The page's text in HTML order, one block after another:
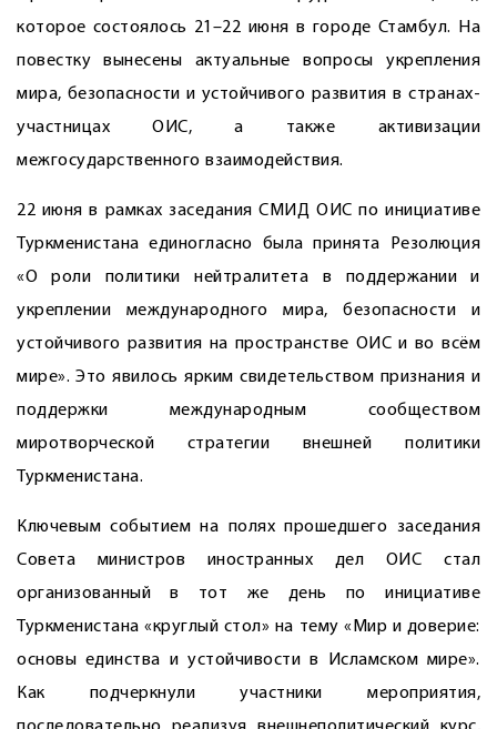
которое состоялось 21–22 июня в городе Стамбул. На
повестку вынесены актуальные воп­росы укрепления
мира, безопасности и устойчивого развития в странах-
участницах ОИС, а также активизации
межгосударственного взаимодействия.
22 июня в рамках заседания СМИД ОИС по инициативе
Туркменистана единогласно была принята Резолюция
«О роли политики нейтралитета в поддержании и
укреп­лении международного мира, безопасности и
устойчивого развития на пространстве ОИС и во всём
мире». Это явилось ярким свидетельством признания и
поддержки международным сообществом
миротворческой стратегии внешней политики
Туркменистана.
Ключевым событием на полях прошедшего заседания
Совета министров иностранных дел ОИС стал
организованный в тот же день по инициативе
Туркменистана «круг­лый стол» на тему «Мир и доверие:
основы единства и устойчивости в Исламском мире».
Как подчерк­нули участники мероприятия,